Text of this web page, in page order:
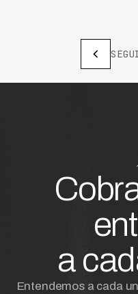
a
Entendemos a cada